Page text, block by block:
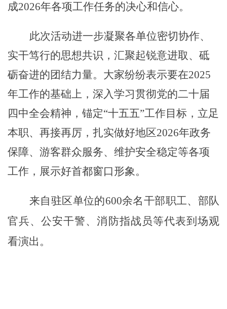
成2026年各项工作任务的决心和信心。
此次活动进一步凝聚各单位密切协作、
实干笃行的思想共识，汇聚起锐意进取、砥
砺奋进的团结力量。大家纷纷表示要在2025
年工作的基础上，深入学习贯彻党的二十届
四中全会精神，锚定“十五五”工作目标，立足
本职、再接再厉，扎实做好地区2026年政务
保障、游客群众服务、维护安全稳定等各项
工作，展示好首都窗口形象。
来自驻区单位的600余名干部职工、 部队
官兵、公安干警、消防指战员等代表到场观
看演出 。